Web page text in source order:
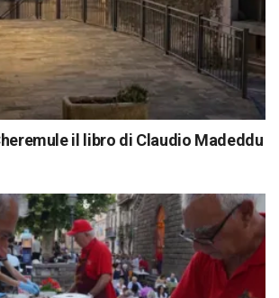
il libro di Claudio Madeddu